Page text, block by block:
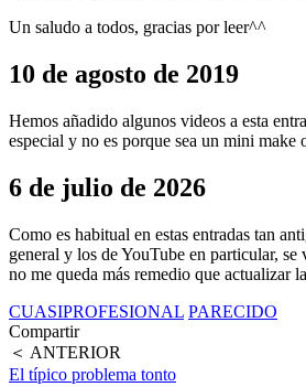
Un saludo a todos, gracias por leer^^
10 de agosto de 2019
Hemos añadido algunos videos a esta
especial y no es porque sea un mini
6 de julio de 2026
Como es habitual en estas entradas tan
general y los de YouTube en particular, se
no me queda más remedio que actualizar
CUASIPROFESIONAL PARECIDO
Compartir
＜ ANTERIOR
El típico problema tonto